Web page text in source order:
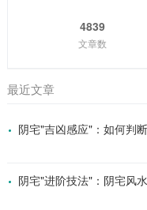
4839
文章数
最近文章
阴宅"吉凶感应"：如何判
阴宅"进阶技法"：阴宅